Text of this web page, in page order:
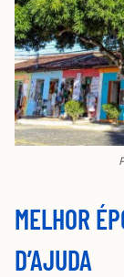
MELHOR
D’AJUDA